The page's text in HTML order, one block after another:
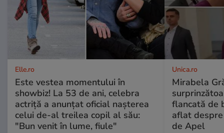
Elle.ro
Este vestea momentului în
showbiz! La 53 de ani, celebra
actriță a anunțat oficial nașterea
celui de-al treilea copil al său:
"Bun venit în lume, fiule"
Unica.ro
Mirabela
flancată de
aflat
de Apel